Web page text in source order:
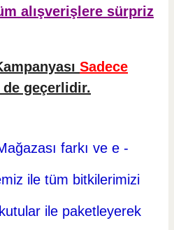
alışverişlere sürpriz
Sadece
geçerlidir.
farkı ve e -
ile tüm bitkilerimizi
ile paketleyerek